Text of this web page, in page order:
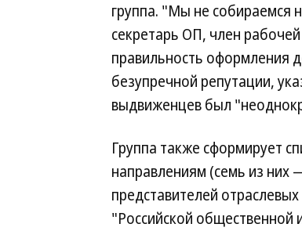
группа. "Мы не собираемся
секретарь ОП, член
правильность оформления
безупречной репутации,
выдвиженцев был
Группа также сформирует
направлениям (семь из
представителей
"Российской общественной